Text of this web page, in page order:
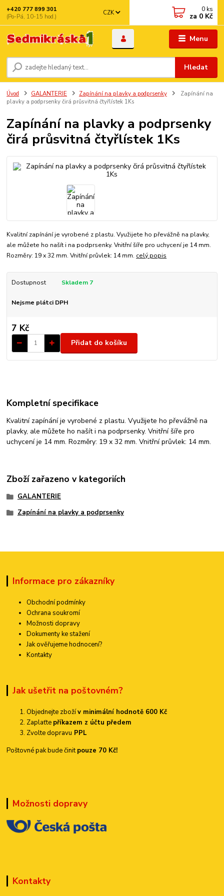
Menu
CZK
Hledat
+420 777 899 301
(Po-Pá, 10-15 hod.)
0 ks
za 0 Kč
Úvod GALANTERIE Zapínání na plavky a podprsenky
Zapínání na
plavky a podprsenky čirá průsvitná čtyřlístek 1Ks
Zapínání na plavky a podprsenky
čirá průsvitná čtyřlístek 1Ks
Kvalitní zapínání je vyrobené z plastu. Využijete ho převážně na plavky,
ale můžete ho našít i na podprsenky. Vnitřní šíře pro uchycení je 14 mm.
Rozměry: 19 x 32 mm. Vnitřní průvlek: 14 mm. celý popis
Dostupnost Skladem 7
Nejsme plátci DPH
7 Kč
Přidat do košíku
Kompletní specifikace
Kvalitní zapínání je vyrobené z plastu. Využijete ho převážně na
plavky, ale můžete ho našít i na podprsenky. Vnitřní šíře pro
uchycení je 14 mm. Rozměry: 19 x 32 mm. Vnitřní průvlek: 14 mm.
Zboží zařazeno v kategoriích
GALANTERIE
Zapínání na plavky a podprsenky
Informace pro zákazníky
Obchodní podmínky
Ochrana soukromí
Možnosti dopravy
Dokumenty ke stažení
Jak ověřujeme hodnocení?
Kontakty
Jak ušetřit na poštovném?
Objednejte zbožív minimální hodnotě 600 Kč
Zaplaťte příkazem z účtu předem
Zvolte dopravu PPL
Poštovné pak bude činitpouze 70 Kč!
Možnosti dopravy
Kontakty